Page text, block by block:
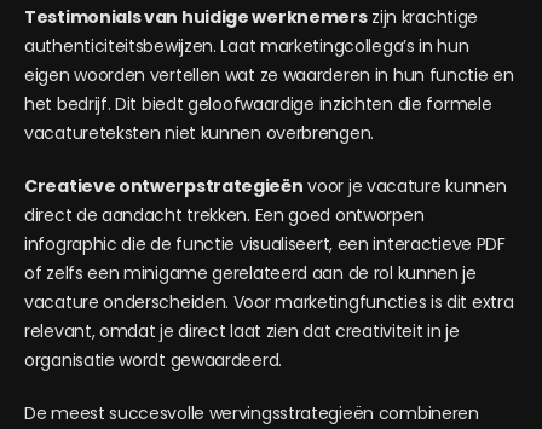
Testimonials van huidige werknemerszijn krachtige
authenticiteitsbewijzen. Laat marketingcollega’s in hun
eigen woorden vertellen wat ze waarderen in hun functie en
het bedrijf. Dit biedt geloofwaardige inzichten die formele
vacatureteksten niet kunnen overbrengen.
Creatieve ontwerpstrategieën voor je vacature kunnen
direct de aandacht trekken. Een goed ontworpen
infographic die de functie visualiseert, een interactieve PDF
of zelfs een minigame gerelateerd aan de rol kunnen je
vacature onderscheiden. Voor marketingfuncties is dit extra
relevant, omdat je direct laat zien dat creativiteit in je
organisatie wordt gewaardeerd.
De meest succesvolle wervingsstrategieën combineren